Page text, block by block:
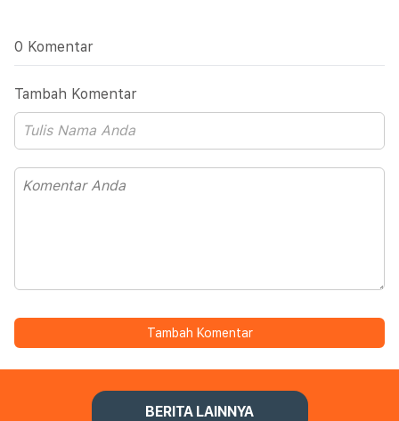
0 Komentar
Tambah Komentar
Tambah Komentar
BERITA LAINNYA